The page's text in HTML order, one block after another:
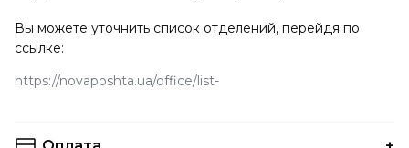
Вы можете уточнить список отделений, перейдя по
ссылке:
https://novaposhta.ua/office/list